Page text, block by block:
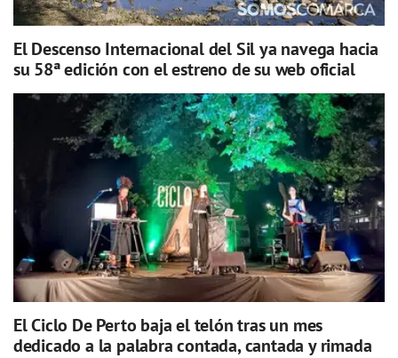
El Descenso Internacional del Sil ya navega hacia
su 58ª edición con el estreno de su web oficial
El Ciclo De Perto baja el telón tras un mes
dedicado a la palabra contada, cantada y rimada